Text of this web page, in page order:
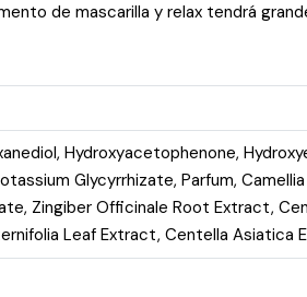
de mascarilla y relax tendrá
Hydroxyacetophenone,
Glycyrrhizate, Parfum,
Zingiber Officinale Root Extract,
Leaf Extract, Centella Asiatica